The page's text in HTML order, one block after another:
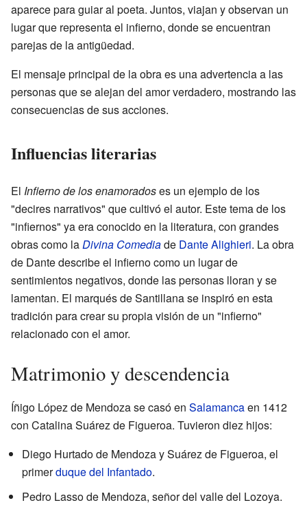
aparece para guiar al poeta. Juntos, viajan y observan un
lugar que representa el infierno, donde se encuentran
parejas de la antigüedad.
El mensaje principal de la obra es una advertencia a las
personas que se alejan del amor verdadero, mostrando las
consecuencias de sus acciones.
Influencias literarias
El Infierno de los enamoradoses un ejemplo de los
"decires narrativos" que cultivó el autor. Este tema de los
"infiernos" ya era conocido en la literatura, con grandes
obras como la Divina Comediade Dante Alighieri. La obra
de Dante describe el infierno como un lugar de
sentimientos negativos, donde las personas lloran y se
lamentan. El marqués de Santillana se inspiró en esta
tradición para crear su propia visión de un "infierno"
relacionado con el amor.
Matrimonio y descendencia
Íñigo López de Mendoza se casó en Salamancaen 1412
con Catalina Suárez de Figueroa. Tuvieron diez hijos:
Diego Hurtado de Mendoza y Suárez de Figueroa, el
primerduque del Infantado.
Pedro Lasso de Mendoza, señor del valle del Lozoya.